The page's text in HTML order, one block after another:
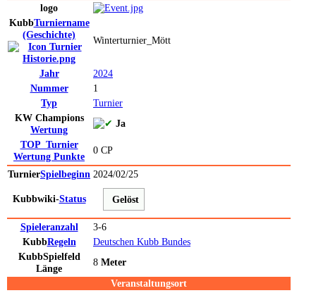
logo
KubbTurniername
(Geschichte)
Winterturnier_Mött
Jahr
2024
Nummer
1
Typ
Turnier
KW Champions
Wertung
Ja
TOP_Turnier
Wertung Punkte
0 CP
TurnierSpielbeginn 2024/02/25
Kubbwiki-Status Gelöst
Spieleranzahl
3-6
KubbRegeln
Deutschen Kubb Bundes
KubbSpielfeld
Länge
8 Meter
Veranstaltungsort